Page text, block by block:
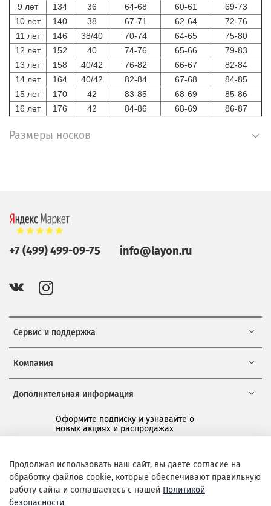
9 лет
134 36 64-68 60-61
69-73
10 лет
140 38 67-71 62-64
72-76
11 лет
146 38/40 70-74 64-65
75-80
12 лет
152 40 74-76 65-66
79-83
13 лет
158 40/42 76-82 66-67
82-84
14 лет
164 40/42 82-84 67-68
84-85
15 лет
170 42 83-85 68-69
85-86
16 лет
176 42 84-86 68-69 86-87
Размеры носков
Сервис и поддержка
Компания
Дополнительная информация
Оформите подписку и узнавайте о
новых акциях и распродажах
Подписаться
+7 (499) 499-09-75 info@layon.ru
Продолжая использовать наш сайт, вы даете согласие на
обработку файлов cookie, которые обеспечивают правильную
работу сайта и соглашаетесь с нашей Политикой
безопасности